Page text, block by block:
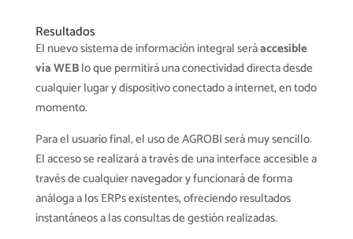
Resultados
El nuevo sistema de información integral seráaccesible
vía WEBlo que permitirá una conectividad directa desde
cualquier lugar y dispositivo conectado a internet, en todo
momento.
Para el usuario final, el uso de AGROBI será muy sencillo.
El acceso se realizará a través de una interface accesible a
través de cualquier navegador y funcionará de forma
análoga a los ERPs existentes, ofreciendo resultados
instantáneos a las consultas de gestión realizadas.